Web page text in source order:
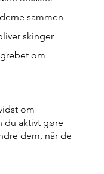
sammen
skinger
om
om
du aktivt gøre
dem, når de